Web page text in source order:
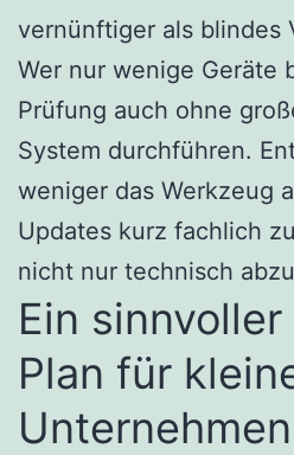
vernünftiger als blindes
Wer nur wenige Geräte
Prüfung auch ohne
System durchführen.
weniger das Werkzeug
Updates kurz fachlich
nicht nur technisch
Ein
Plan für
Unternehmen